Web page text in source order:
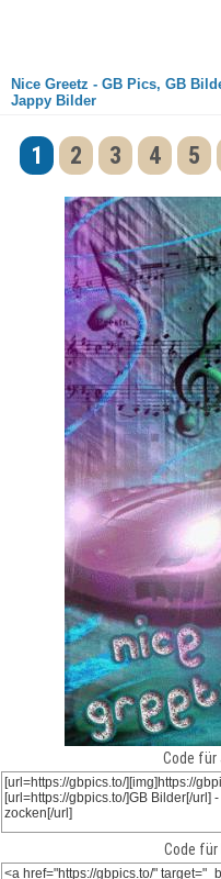
Nice Greetz - GB Pics, GB
Jappy Bilder
1 2 3 4 5
Code für
Code für